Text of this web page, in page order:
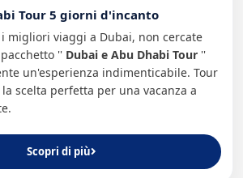
Tour 5 giorni d'incanto
migliori viaggi a Dubai, non cercate
'' Dubai e Abu Dhabi Tour ''
un'esperienza indimenticabile. Tour
scelta perfetta per una vacanza a
Scopri di più